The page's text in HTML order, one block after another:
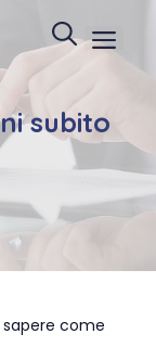
subito
come